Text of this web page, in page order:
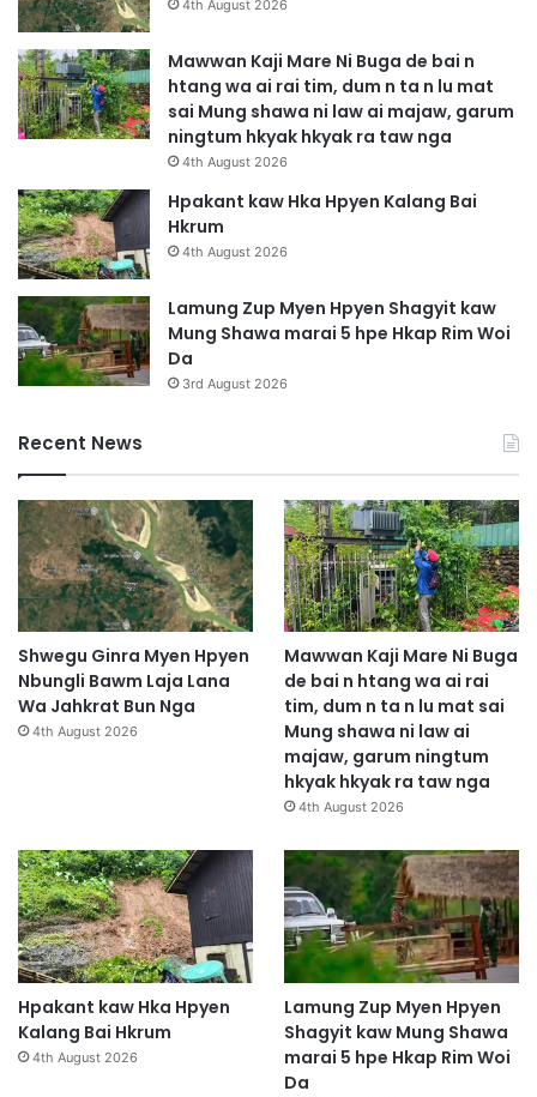
4th August 2026
Mawwan Kaji Mare Ni Buga de bai n
htang wa ai rai tim, dum n ta n lu mat
sai Mung shawa ni law ai majaw, garum
ningtum hkyak hkyak ra taw nga
4th August 2026
Hpakant kaw Hka Hpyen Kalang Bai
Hkrum
4th August 2026
Lamung Zup Myen Hpyen Shagyit kaw
Mung Shawa marai 5 hpe Hkap Rim Woi
Da
3rd August 2026
Recent News
Shwegu Ginra Myen Hpyen
Nbungli Bawm Laja Lana
Wa Jahkrat Bun Nga
4th August 2026
Mawwan Kaji Mare Ni Buga
de bai n htang wa ai rai
tim, dum n ta n lu mat sai
Mung shawa ni law ai
majaw, garum ningtum
hkyak hkyak ra taw nga
4th August 2026
Hpakant kaw Hka Hpyen
Kalang Bai Hkrum
4th August 2026
Lamung Zup Myen Hpyen
Shagyit kaw Mung Shawa
marai 5 hpe Hkap Rim Woi
Da